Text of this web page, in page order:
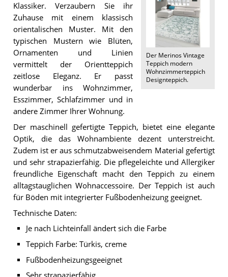
Der Merinos Vintage
Teppich modern
Wohnzimmerteppich
Designteppich.
Klassiker. Verzaubern Sie ihr
Zuhause mit einem klassisch
orientalischen Muster. Mit den
typischen Mustern wie Blüten,
Ornamenten und Linien
vermittelt der Orientteppich
zeitlose Eleganz. Er passt
wunderbar ins Wohnzimmer,
Esszimmer, Schlafzimmer und in
andere Zimmer Ihrer Wohnung.
Der maschinell gefertigte Teppich, bietet eine elegante
Optik, die das Wohnambiente dezent unterstreicht.
Zudem ist er aus schmutzabweisendem Material gefertigt
und sehr strapazierfähig. Die pflegeleichte und Allergiker
freundliche Eigenschaft macht den Teppich zu einem
alltagstauglichen Wohnaccessoire. Der Teppich ist auch
für Böden mit integrierter Fußbodenheizung geeignet.
Technische Daten:
Je nach Lichteinfall ändert sich die Farbe
Teppich Farbe: Türkis, creme
Fußbodenheizungsgeeignet